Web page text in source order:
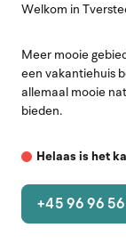
Welkom in
Meer mooie
een vakantiehuis
allemaal mooie
bieden.
Helaas is het
+45 96 96 56